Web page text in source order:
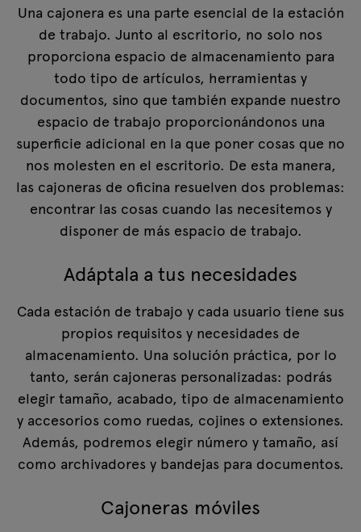
Una cajonera es una parte esencial de la estación
de trabajo. Junto al escritorio, no solo nos
proporciona espacio de almacenamiento para
todo tipo de artículos, herramientas y
documentos, sino que también expande nuestro
espacio de trabajo proporcionándonos una
superficie adicional en la que poner cosas que no
nos molesten en el escritorio. De esta manera,
las cajoneras de oficina resuelven dos problemas:
encontrar las cosas cuando las necesitemos y
disponer de más espacio de trabajo.
Adáptala a tus necesidades
Cada estación de trabajo y cada usuario tiene sus
propios requisitos y necesidades de
almacenamiento. Una solución práctica, por lo
tanto, serán cajoneras personalizadas: podrás
elegir tamaño, acabado, tipo de almacenamiento
y accesorios como ruedas, cojines o extensiones.
Además, podremos elegir número y tamaño, así
como archivadores y bandejas para documentos.
Cajoneras móviles